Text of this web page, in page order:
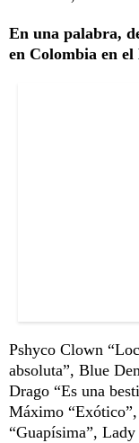
En una palabra,
en Colombia en
Pshyco Clown
absoluta”, Blue
Drago “Es una
Máximo “Exótico”,
“Guapísima”,